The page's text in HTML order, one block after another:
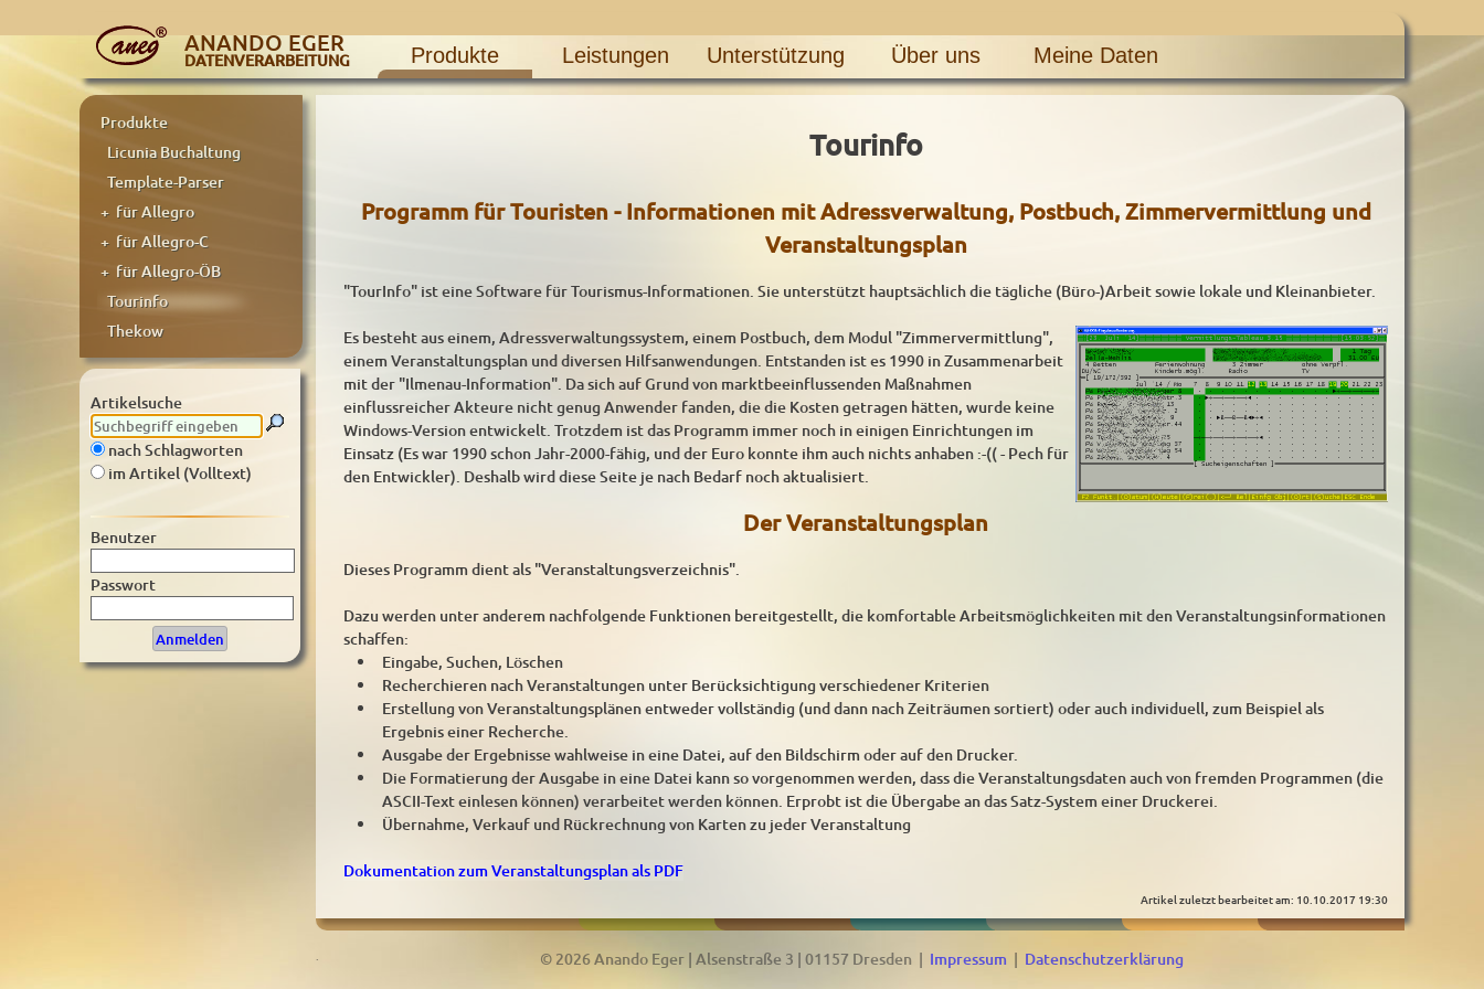
ANANDO EGER
DATENVERARBEITUNG Produkte Leistungen Unterstützung Über uns Meine Daten
Produkte
Licunia Buchaltung
Template-Parser
+ für Allegro
+ für Allegro-C
+ für Allegro-ÖB
Tourinfo
Thekow
Artikelsuche
nach Schlagworten
im Artikel (Volltext)
Benutzer
Passwort
Tourinfo
Programm für Touristen - Informationen mit Adressverwaltung, Postbuch, Zimmervermittlung und
Veranstaltungsplan
"TourInfo" ist eine Software für Tourismus-Informationen. Sie unterstützt hauptsächlich die tägliche (Büro-)Arbeit sowie lokale und Kleinanbieter.
Es besteht aus einem, Adressverwaltungssystem, einem Postbuch, dem Modul "Zimmervermittlung",
einem Veranstaltungsplan und diversen Hilfsanwendungen. Entstanden ist es 1990 in Zusammenarbeit
mit der "Ilmenau-Information". Da sich auf Grund von marktbeeinflussenden Maßnahmen
einflussreicher Akteure nicht genug Anwender fanden, die die Kosten getragen hätten, wurde keine
Windows-Version entwickelt. Trotzdem ist das Programm immer noch in einigen Einrichtungen im
Einsatz (Es war 1990 schon Jahr-2000-fähig, und der Euro konnte ihm auch nichts anhaben :-(( - Pech für
den Entwickler). Deshalb wird diese Seite je nach Bedarf noch aktualisiert.
Der Veranstaltungsplan
Dieses Programm dient als "Veranstaltungsverzeichnis".
Dazu werden unter anderem nachfolgende Funktionen bereitgestellt, die komfortable Arbeitsmöglichkeiten mit den Veranstaltungsinformationen
schaffen:
Eingabe, Suchen, Löschen
Recherchieren nach Veranstaltungen unter Berücksichtigung verschiedener Kriterien
Erstellung von Veranstaltungsplänen entweder vollständig (und dann nach Zeiträumen sortiert) oder auch individuell, zum Beispiel als
Ergebnis einer Recherche.
Ausgabe der Ergebnisse wahlweise in eine Datei, auf den Bildschirm oder auf den Drucker.
Die Formatierung der Ausgabe in eine Datei kann so vorgenommen werden, dass die Veranstaltungsdaten auch von fremden Programmen (die
ASCII-Text einlesen können) verarbeitet werden können. Erprobt ist die Übergabe an das Satz-System einer Druckerei.
Übernahme, Verkauf und Rückrechnung von Karten zu jeder Veranstaltung
Dokumentation zum Veranstaltungsplan als PDF
Artikel zuletzt bearbeitet am: 10.10.2017 19:30
© 2026 Anando Eger | Alsenstraße 3 | 01157 Dresden | Impressum | Datenschutzerklärung